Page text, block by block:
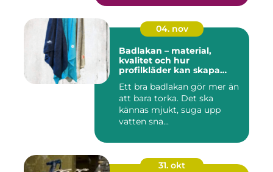
04. nov
Badlakan – material,
kvalitet och hur
profilkläder kan skapa
Ett bra badlakan gör mer än
att bara torka. Det ska
kännas mjukt, suga upp
vatten sna...
31. okt